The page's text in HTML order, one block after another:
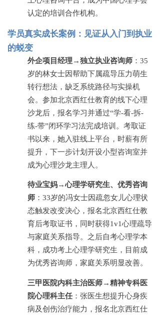
认定的培训合作机构。
学员真实成长案例：见证从入门到执业
的蜕变
外企项目经理 →独立执业咨询师 ： 35
岁的林女士因帮助下属疏导压力萌生
转行想法，缺乏系统路径与实操机
会。参加北京西红仕教育的线下心理
沙龙后，报名学习并通过“学-看-拆-
练-带”闭环学习法完成培训。考取证
书以来，她入驻线上平台，时薪有所
提升，下一步计划开设小型咨询室并
成为心理沙龙主理人。
待业宝妈→心理学研究生、优秀咨询
师 ： 33岁的冯女士因疏忽女儿心理状
态触发改变决心，报名北京西红仕教
育后考取证书，同时获得1v1心理疏导
与家庭关系指导。之后自考心理学本
科，成功考上心理学研究生，目前成
为优秀咨询师，家庭关系明显改善。
三甲医院内科主治医师→精神专科医
院心理科主任 ：张医生想提升心身疾
病及创伤治疗能力，报名北京西红仕